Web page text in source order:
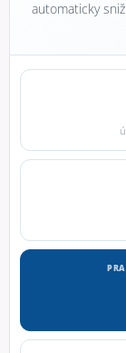
automaticky